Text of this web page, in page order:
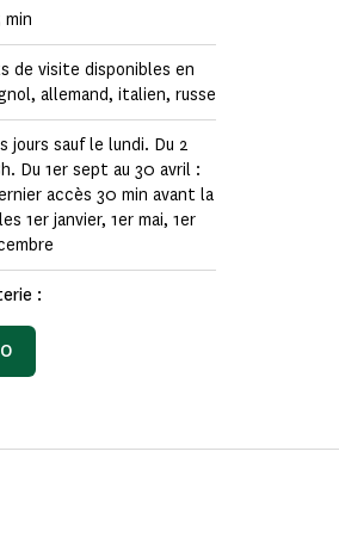
min
de visite disponibles en
allemand, italien, russe
jours sauf le lundi. Du 2
Du 1er sept au 30 avril :
accès 30 min avant la
1er janvier, 1er mai, 1er
: